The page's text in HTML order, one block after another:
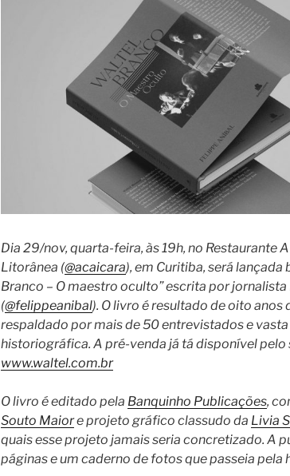
Dia 29/nov, quarta-feira, às 19h, no Restaurante
Litorânea (@acaicara), em Curitiba, será lançada
Branco – O maestro oculto” escrita por
(@felippeanibal). O livro é resultado de oito anos
respaldado por mais de 50 entrevistados e
historiográfica. A pré-venda já tá disponível pelo
www.waltel.com.br
O livro é editado pela Banquinho Publicações,
Souto Maiore projeto gráfico classudo da Livia
quais esse projeto jamais seria concretizado. A
páginas e um caderno de fotos que passeia pela